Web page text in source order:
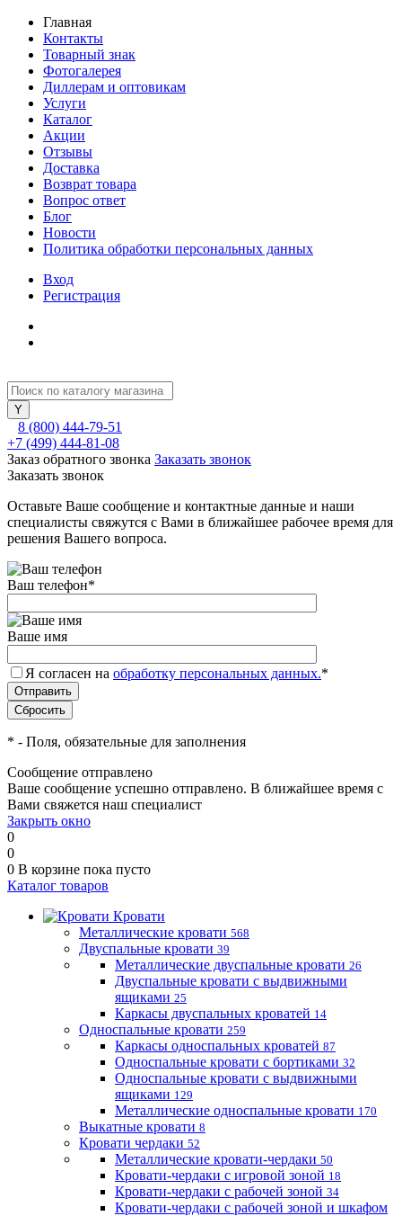
Главная
Контакты
Товарный знак
Фотогалерея
Диллерам и оптовикам
Услуги
Каталог
Акции
Отзывы
Доставка
Возврат товара
Вопрос ответ
Блог
Новости
Политика обработки персональных данных
Вход
Регистрация
8 (800) 444-79-51
+7 (499) 444-81-08
Заказ обратного звонка Заказать звонок
Заказать звонок
Оставьте Ваше сообщение и контактные данные и наши
специалисты свяжутся с Вами в ближайшее рабочее время для
решения Вашего вопроса.
Ваш телефон*
Ваше имя
Я согласен на обработку персональных данных.*
* - Поля, обязательные для заполнения
Сообщение отправлено
Ваше сообщение успешно отправлено. В ближайшее время с
Вами свяжется наш специалист
Закрыть окно
0
0
0 В корзине пока пусто
Каталог товаров
Кровати
Металлические кровати 568
Двуспальные кровати 39
Металлические двуспальные кровати 26
Двуспальные кровати с выдвижными
ящиками 25
Каркасы двуспальных кроватей 14
Односпальные кровати 259
Каркасы односпальных кроватей 87
Односпальные кровати с бортиками 32
Односпальные кровати с выдвижными
ящиками 129
Металлические односпальные кровати 170
Выкатные кровати 8
Кровати чердаки 52
Металлические кровати-чердаки 50
Кровати-чердаки с игровой зоной 18
Кровати-чердаки с рабочей зоной 34
Кровати-чердаки с рабочей зоной и шкафом